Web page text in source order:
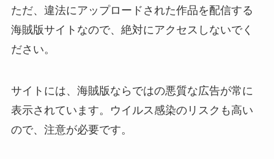
ただ、違法にアップロードされた作品を配信する
海賊版サイトなので、絶対にアクセスしないでく
ださい。
サイトには、海賊版ならではの悪質な広告が常に
表示されています。ウイルス感染のリスクも高い
ので、注意が必要です。